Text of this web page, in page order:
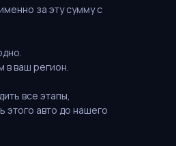
за эту сумму с
в ваш регион.
все этапы,
этого авто до нашего